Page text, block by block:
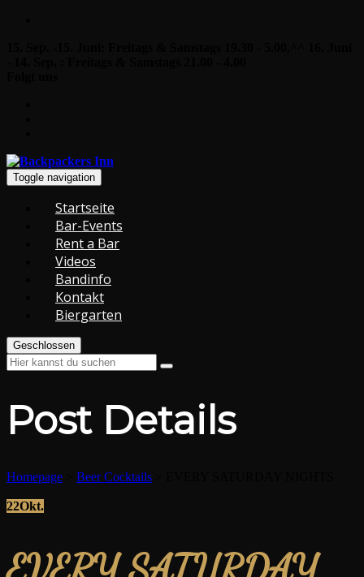
Toggle navigation
Startseite
Bar-Events
Rent a Bar
Videos
Bandinfo
Kontakt
Biergarten
Geschlossen
Post Details
Homepage Beer Cocktails
22Okt.